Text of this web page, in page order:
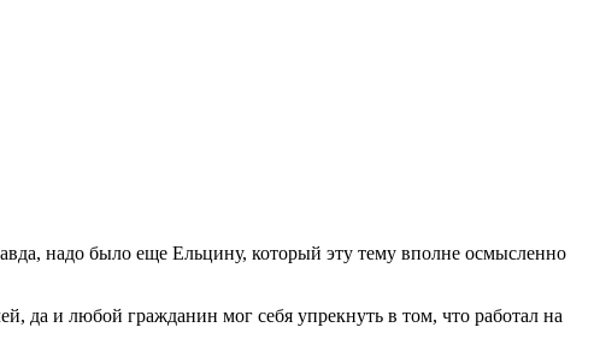
надо было еще Ельцину, который эту тему вполне осмысленно
да и любой гражданин мог себя упрекнуть в том, что работал на